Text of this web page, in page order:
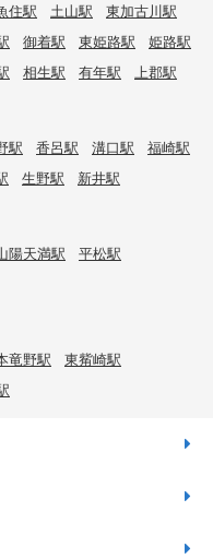
住駅 土山駅
東加古川駅
御着駅 東姫路駅
姫路駅
相生駅 有年駅 上郡駅
駅 香呂駅 溝口駅
福崎駅
生野駅 新井駅
陽天満駅
平松駅
竜野駅
東觜崎駅